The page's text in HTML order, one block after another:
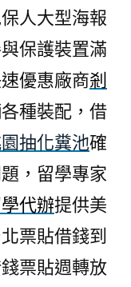
人大型海報
保護裝置滿
優惠廠商剎
種裝配，借
抽化糞池確
，留學專家
代辦提供美
票貼借錢到
票貼週轉放